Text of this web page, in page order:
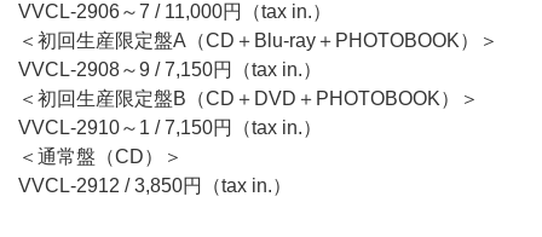
VVCL-2906～7 / 11,000円（tax in.）
＜初回生産限定盤A（CD＋Blu-ray＋PHOTOBOOK）＞
VVCL-2908～9 / 7,150円（tax in.）
＜初回生産限定盤B（CD＋DVD＋PHOTOBOOK）＞
VVCL-2910～1 / 7,150円（tax in.）
＜通常盤（CD）＞
VVCL-2912 / 3,850円（tax in.）